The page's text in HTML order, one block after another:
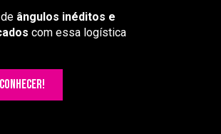
ângulos inéditos e
com essa logística